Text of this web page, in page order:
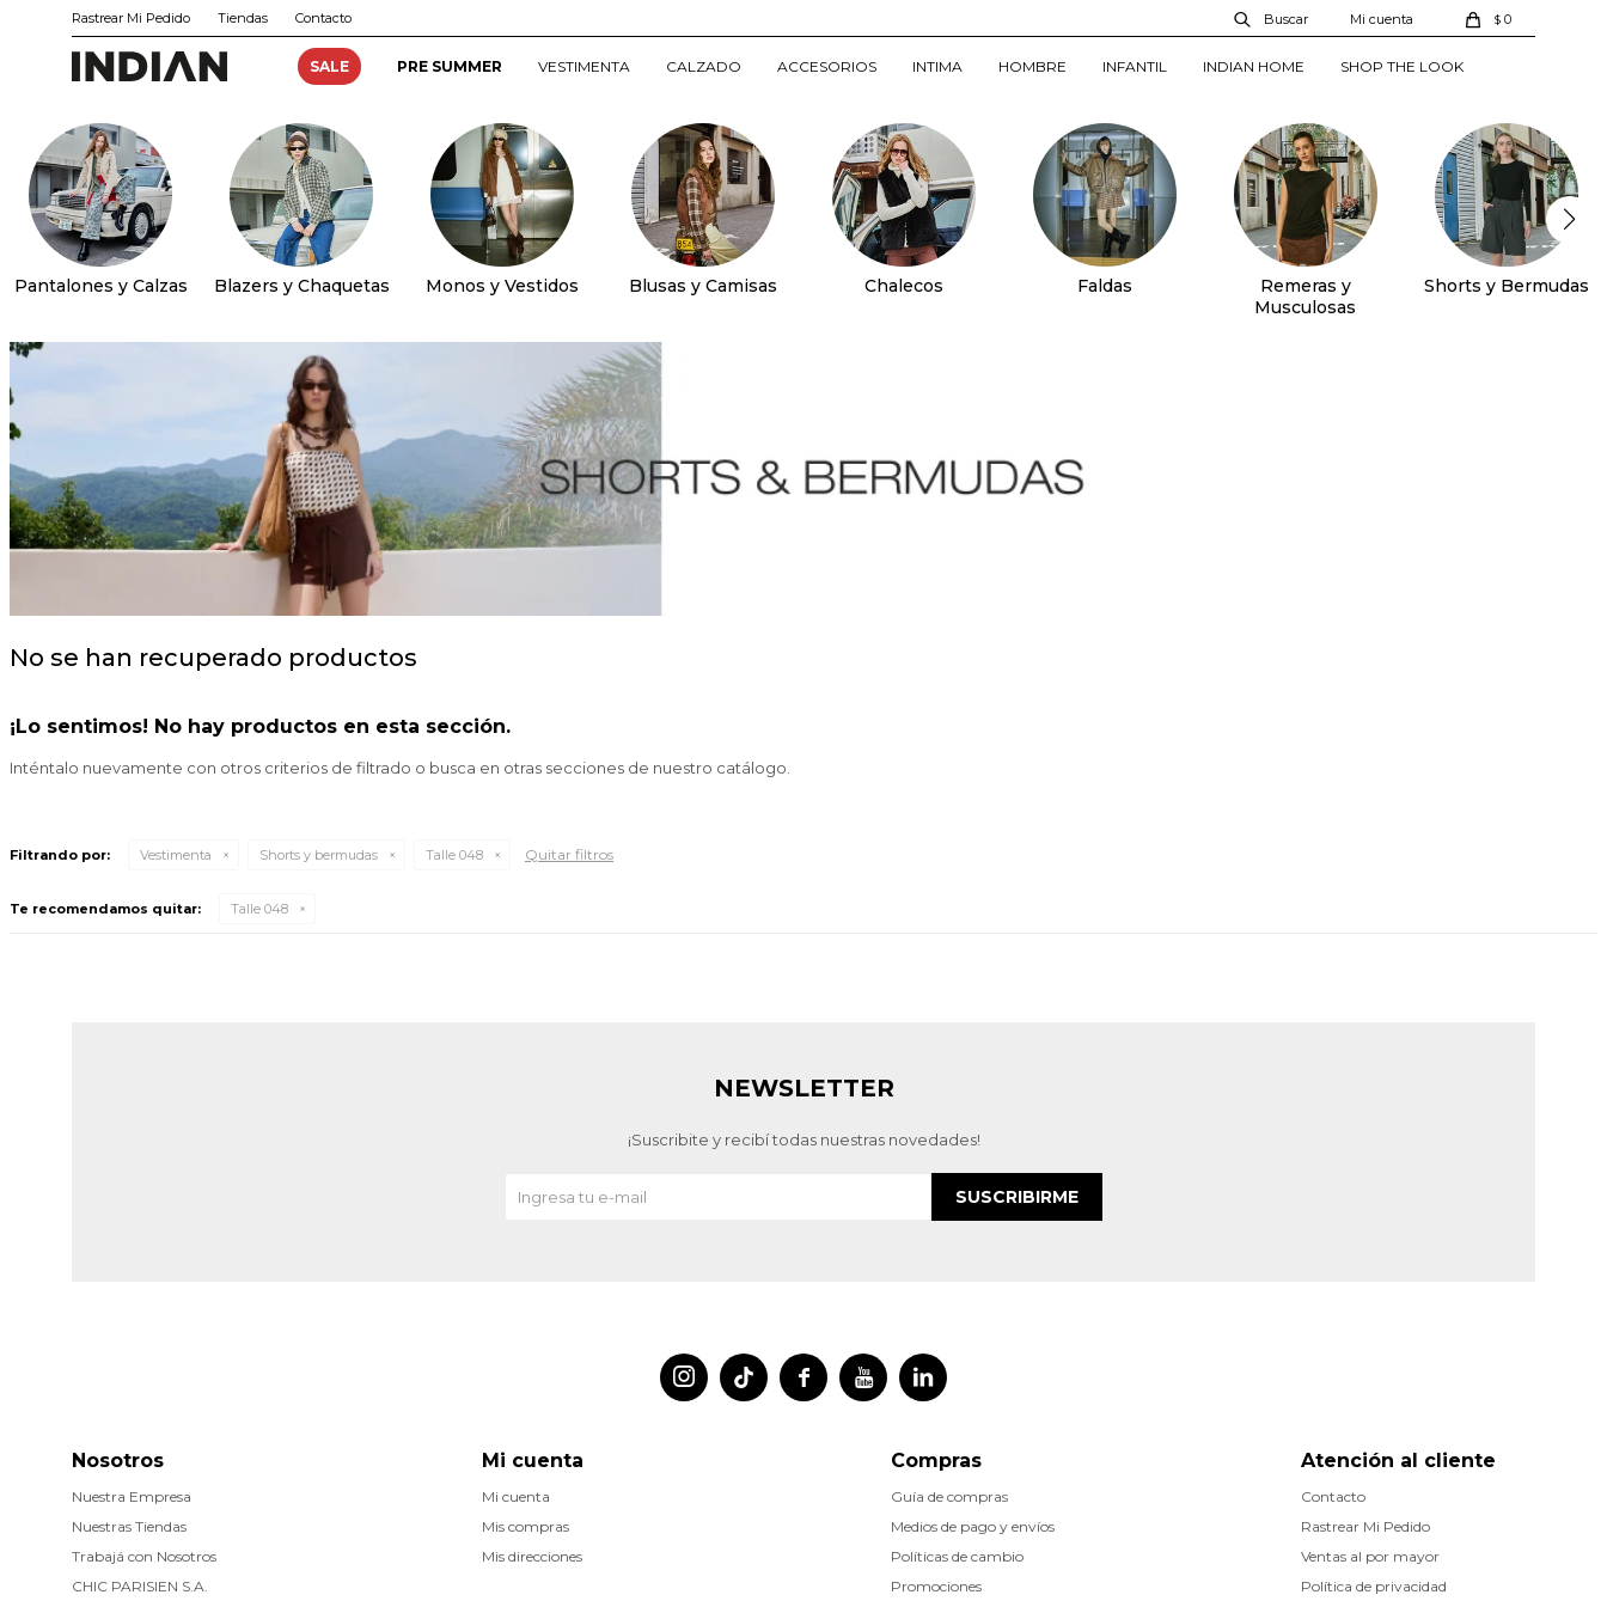
SALE PRE SUMMER VESTIMENTA CALZADO ACCESORIOS INTIMA HOMBRE INFANTIL INDIAN HOME SHOP THE LOOK
$ 0
Rastrear Mi Pedido Tiendas Contacto
Pantalones y Calzas Blazers y Chaquetas Monos y Vestidos Blusas y Camisas Chalecos Faldas
Remeras y
Musculosas
Shorts y Bermudas
No se han recuperado productos
¡Lo sentimos! No hay productos en esta sección.
Inténtalo nuevamente con otros criterios de filtrado o busca en otras secciones de nuestro catálogo.
Filtrando por: Vestimenta Shorts y bermudas Talle 048 Quitar filtros
Te recomendamos quitar: Talle 048
 
 
Atención al cliente
Contacto
Rastrear Mi Pedido
Ventas al por mayor
Política de privacidad
Nosotros
Nuestra Empresa
Nuestras Tiendas
Trabajá con Nosotros
CHIC PARISIEN S.A.
Compras
Guía de compras
Medios de pago y envíos
Políticas de cambio
Promociones
Mi cuenta
Mi cuenta
Mis compras
Mis direcciones
NEWSLETTER
¡Suscribite y recibí todas nuestras novedades!
SUSCRIBIRME